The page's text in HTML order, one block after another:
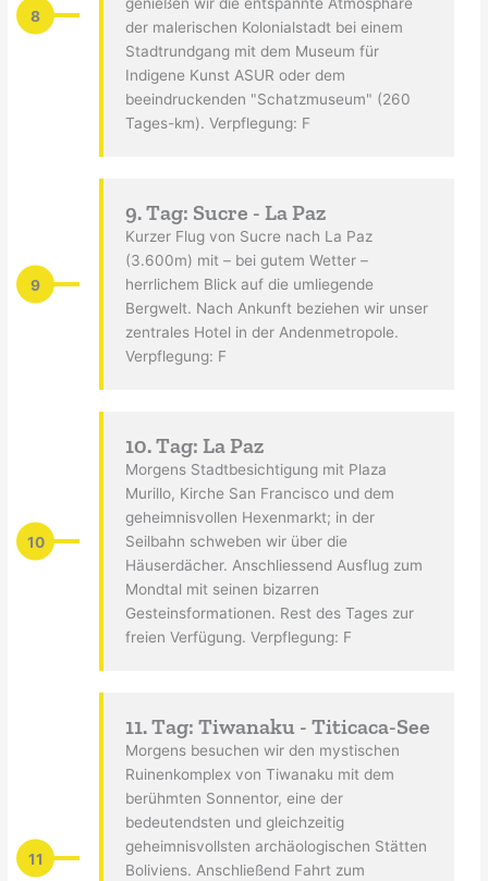
8
genießen wir die entspannte Atmosphäre
der malerischen Kolonialstadt bei einem
Stadtrundgang mit dem Museum für
Indigene Kunst ASUR oder dem
beeindruckenden "Schatzmuseum" (260
Tages-km). Verpflegung: F
9
9. Tag: Sucre - La Paz
Kurzer Flug von Sucre nach La Paz
(3.600m) mit – bei gutem Wetter –
herrlichem Blick auf die umliegende
Bergwelt. Nach Ankunft beziehen wir unser
zentrales Hotel in der Andenmetropole.
Verpflegung: F
10
10. Tag: La Paz
Morgens Stadtbesichtigung mit Plaza
Murillo, Kirche San Francisco und dem
geheimnisvollen Hexenmarkt; in der
Seilbahn schweben wir über die
Häuserdächer. Anschliessend Ausflug zum
Mondtal mit seinen bizarren
Gesteinsformationen. Rest des Tages zur
freien Verfügung. Verpflegung: F
11
11. Tag: Tiwanaku - Titicaca-See
Morgens besuchen wir den mystischen
Ruinenkomplex von Tiwanaku mit dem
berühmten Sonnentor, eine der
bedeutendsten und gleichzeitig
geheimnisvollsten archäologischen Stätten
Boliviens. Anschließend Fahrt zum